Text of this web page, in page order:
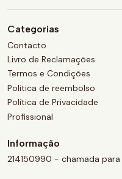
Categorias
Contacto
Livro de Reclamações
Termos e Condições
Politica de reembolso
Política de Privacidade
Profissional
Informação
214150990 - chamada para